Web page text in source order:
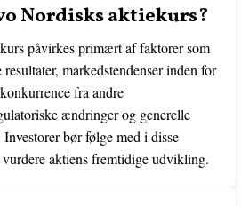
Nordisks aktiekurs?
påvirkes primært af faktorer som
markedstendenser inden for
fra andre
ændringer og generelle
bør følge med i disse
aktiens fremtidige udvikling.